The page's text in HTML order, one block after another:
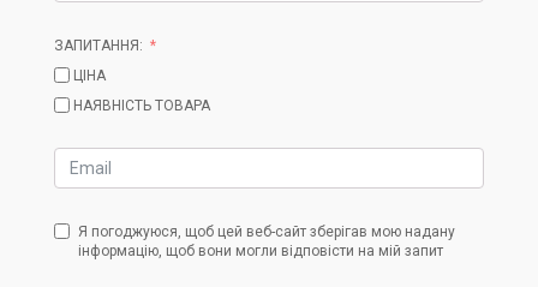
ЗАПИТАННЯ:
ЦІНА
НАЯВНІСТЬ ТОВАРА
Я погоджуюся, щоб цей веб-сайт зберігав мою надану
інформацію, щоб вони могли відповісти на мій запит